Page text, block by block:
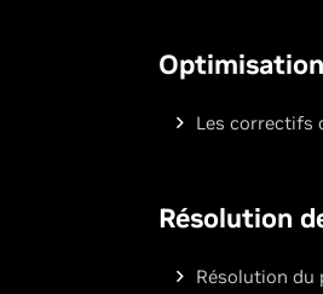
Les correctifs
Résolution
Résolution du